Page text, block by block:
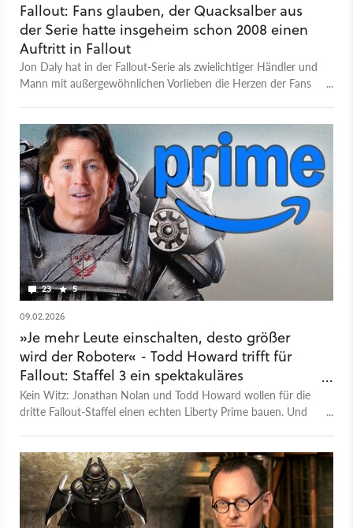
Fallout: Fans glauben, der Quacksalber aus
der Serie hatte insgeheim schon 2008 einen
Auftritt in Fallout
Jon Daly hat in der Fallout-Serie als zwielichtiger Händler und
Mann mit außergewöhnlichen Vorlieben die Herzen der Fans
23 5
09.02.2026
»Je mehr Leute einschalten, desto größer
wird der Roboter« - Todd Howard trifft für
Fallout: Staffel 3 ein spektakuläres
Versprechen
Kein Witz: Jonathan Nolan und Todd Howard wollen für die
dritte Fallout-Staffel einen echten Liberty Prime bauen. Und